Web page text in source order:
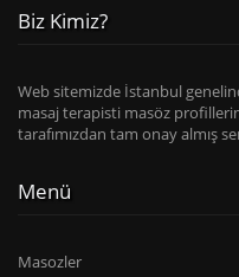
Biz Kimiz?
Web sitemizde İstanbul
masaj terapisti masöz
tarafımızdan tam onay almış
Menü
Masozler